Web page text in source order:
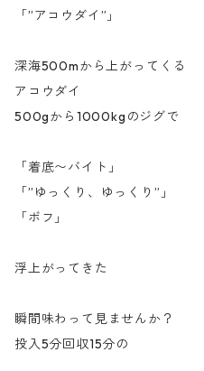
「”アコウダイ”」
深海500mから上がってくる
アコウダイ
500gから1000kgのジグで
「着底〜バイト」
「”ゆっくり、ゆっくり”」
「ボフ」
浮上がってきた
瞬間味わって見ませんか？
投入5分回収15分の